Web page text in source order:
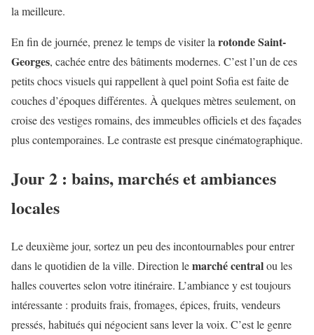
la meilleure.
En fin de journée, prenez le temps de visiter la rotonde Saint-
Georges, cachée entre des bâtiments modernes. C’est l’un de ces
petits chocs visuels qui rappellent à quel point Sofia est faite de
couches d’époques différentes. À quelques mètres seulement, on
croise des vestiges romains, des immeubles officiels et des façades
plus contemporaines. Le contraste est presque cinématographique.
Jour 2 : bains, marchés et ambiances
locales
Le deuxième jour, sortez un peu des incontournables pour entrer
dans le quotidien de la ville. Direction lemarché centralou les
halles couvertes selon votre itinéraire. L’ambiance y est toujours
intéressante : produits frais, fromages, épices, fruits, vendeurs
pressés, habitués qui négocient sans lever la voix. C’est le genre